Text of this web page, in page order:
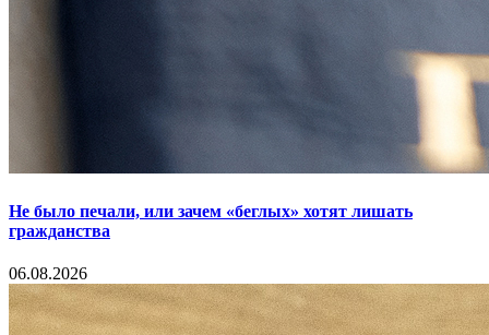
Не было печали, или зачем «беглых» хотят лишать
гражданства
06.08.2026